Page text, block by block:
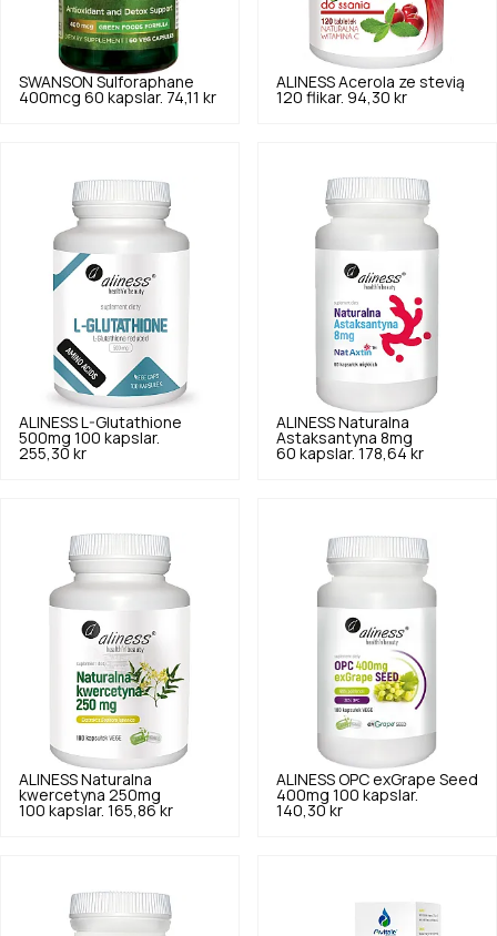
SWANSON Sulforaphane
400mcg 60 kapslar. 74,11 kr
ALINESS Acerola ze stevią
120 flikar. 94,30 kr
ALINESS
L-Glutathione
500mg 100 kapslar.
255,30 kr
ALINESS Naturalna
Astaksantyna 8mg
60 kapslar. 178,64 kr
ALINESS Naturalna
kwercetyna 250mg
100 kapslar. 165,86 kr
ALINESS OPC exGrape Seed
400mg 100 kapslar.
140,30 kr